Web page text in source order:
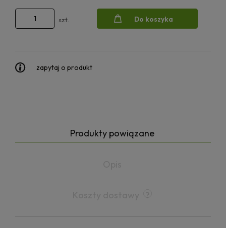
szt. Do koszyka
zapytaj o produkt
Produkty powiązane